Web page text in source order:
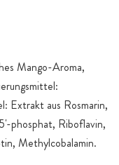
Mango-Aroma,
Extrakt aus Rosmarin,
phosphat, Riboflavin,
Methylcobalamin.